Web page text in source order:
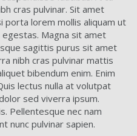
cras pulvinar. Sit amet
porta lorem mollis aliquam ut
Magna sit amet
sagittis purus sit amet
nibh cras pulvinar mattis
bibendum enim. Enim
lectus nulla at volutpat
sed viverra ipsum.
Pellentesque nec nam
nunc pulvinar sapien.